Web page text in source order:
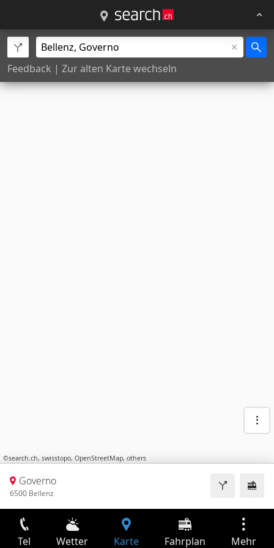
Feedback | Zur alten Karte wechseln
©search.ch, swisstopo, OpenStreetMap, others
Governo
6500 Bellenz
Tel Wetter Karte Fahrplan Mehr